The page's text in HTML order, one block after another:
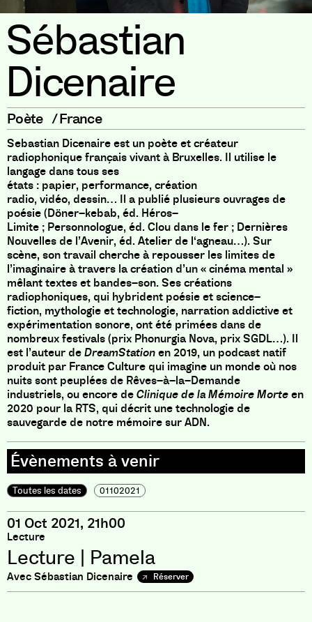
Sébastian
Dicenaire
Poète /France
Sebastian Dicenaire est un poète et créateur
radiophonique français vivant à Bruxelles. Il utilise le
langage dans tous ses
états : papier, performance,création
radio,vidéo, dessin… Il a publié plusieurs ouvrages de
poésie(Döner–kebab,éd. Héros–
Limite ; Personnologue,éd.Clou dans le fer ; Dernières
Nouvelles de l’Avenir,éd.Atelier de l‘agneau…).Sur
scène,son travail cherche à repousser les limites de
l’imaginaire à travers la création d’un « cinéma mental »
mêlant textes et bandes–son.Ses créations
radiophoniques, qui hybrident poésie et science–
fiction, mythologie et technologie, narration addictive et
expérimentation sonore,ont été primées dans de
nombreux festivals(prix Phonurgia Nova, prix SGDL…). Il
est l’auteur deDreamStationen 2019, un podcast natif
produit par France Culture qui imagine un monde où nos
nuits sont peuplées de Rêves–à–la–Demande
industriels,ou encore deClinique de la Mémoire Morteen
2020 pour la RTS, qui décrit une technologie de
sauvegarde de notre mémoire sur ADN.
Toutes les dates 01102021
01 Oct 2021, 21h00
Lecture
Lecture | Pamela
Avec Sébastian Dicenaire Réserver